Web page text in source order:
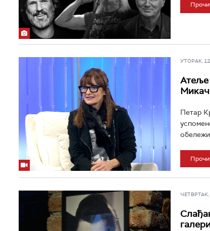
УТОРАК,
Атеље
Петар
ЧЕТВРТАК,